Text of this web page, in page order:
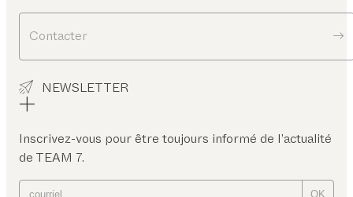
Contacter
NEWSLETTER
Inscrivez-vous pour être toujours informé de l’actualité
de TEAM 7.
OK